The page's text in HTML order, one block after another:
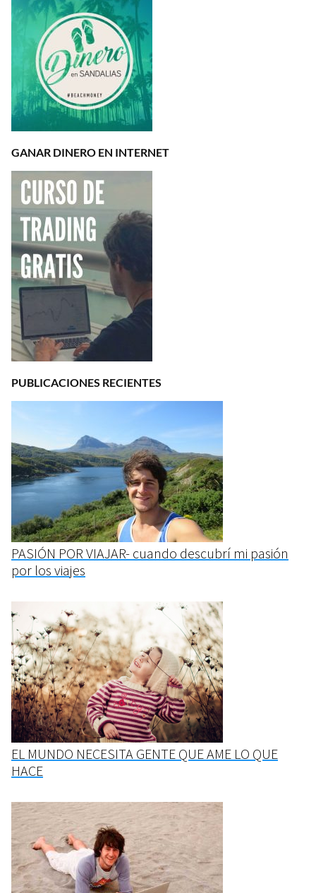
GANAR DINERO EN INTERNET
PUBLICACIONES RECIENTES
PASIÓN POR VIAJAR- cuando descubrí mi pasión
por los viajes
EL MUNDO NECESITA GENTE QUE AME LO QUE
HACE